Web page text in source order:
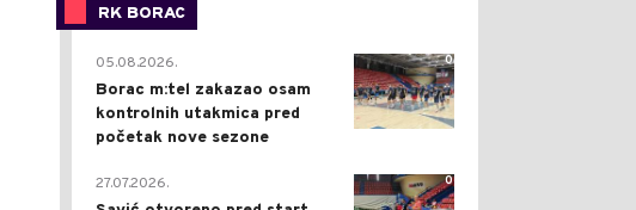
RK BORAC
0
05.08.2026.
Borac m:tel zakazao osam
kontrolnih utakmica pred
početak nove sezone
0
27.07.2026.